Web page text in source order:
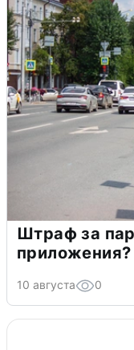
Штраф за
приложения?
10 августа 0